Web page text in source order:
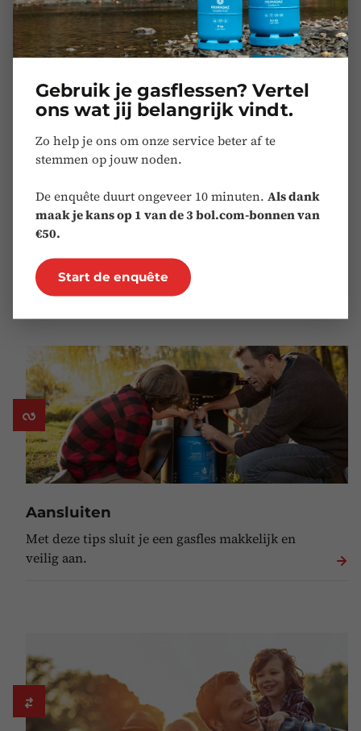
Gebruik je gasflessen? Vertel
ons wat jij belangrijk vindt.
Zo help je ons om onze service beter af te
stemmen op jouw noden.
De enquête duurt ongeveer 10 minuten. Als dank
maak je kans op 1 van de 3 bol.com-bonnen van
€50.
Start de enquête
Opslag en gebruik
gasflessen op te slaan.
Aansluiten
Met deze tips sluit je een gasfles makkelijk en
veilig aan.